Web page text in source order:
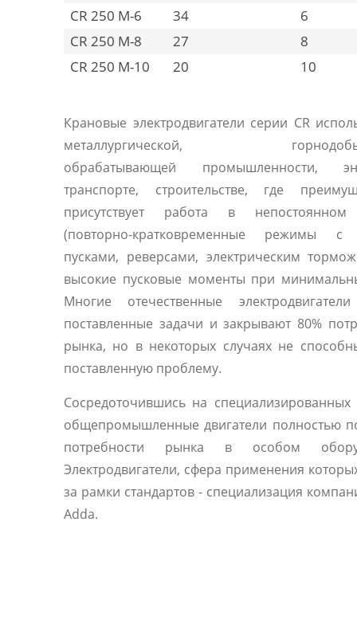
CR 250 M-6
34
6
CR 250 M-8
27
8
CR 250 M-10
20 10
Крановые электродвигатели серии CR
металлургической,
обрабатывающей промышленности,
транспорте, строительстве, где
присутствует работа в
(повторно-кратковременные режимы с
пусками, реверсами, электрическим
высокие пусковые моменты при
Многие отечественные
поставленные задачи и закрывают 80%
рынка, но в некоторых случаях не
поставленную проблему.
Сосредоточившись на специализированных
общепромышленные двигатели полностью
потребности рынка в особом
Электродвигатели, сфера применения
за рамки стандартов - специализация
Adda.